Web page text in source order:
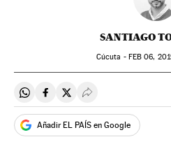
SANTIAGO
Cúcuta - FEB 06,
Compartir en Whatsapp
Compartir en Facebook
Compartir en Twitter
Desplegar Redes
Añadir EL PAÍS en Google